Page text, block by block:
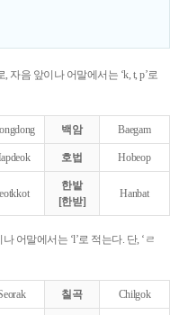
, 자음 앞이나 어말에서는 ‘k, t, p’로
백암 Baegam
호법 Hobeop
한밭
[한받]
Hanbat
어말에서는 ‘l’로 적는다. 단, ‘ㄹ
칠곡 Chilgok